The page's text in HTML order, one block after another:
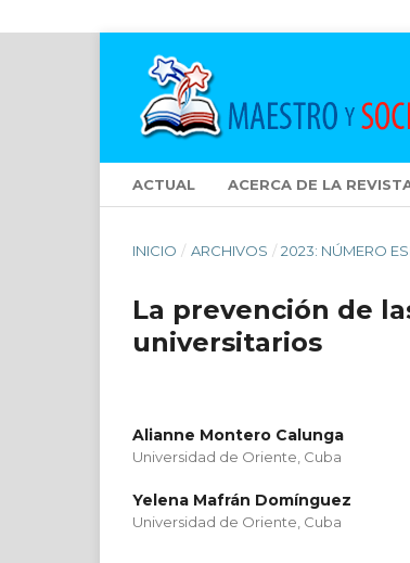
ACTUAL ACERCA DE LA
INICIO / ARCHIVOS / 2023: NÚMERO
La prevención de
universitarios
Alianne Montero Calunga
Universidad de Oriente, Cuba
Yelena Mafrán Domínguez
Universidad de Oriente, Cuba